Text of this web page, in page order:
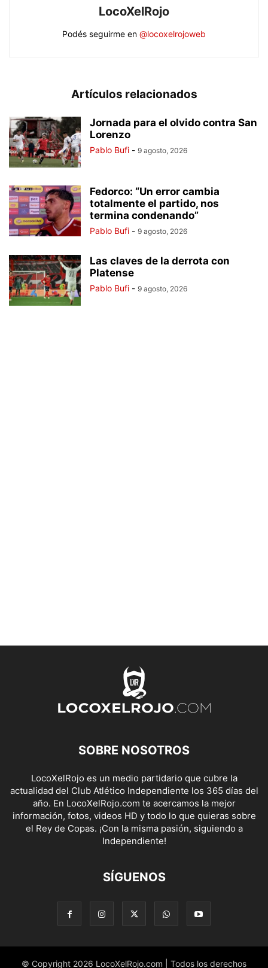
LocoXelRojo
Podés seguirme en @locoxelrojoweb
Artículos relacionados
Jornada para el olvido contra San
Lorenzo
Pablo Bufi - 9 agosto, 2026
Fedorco: “Un error cambia
totalmente el partido, nos
termina condenando”
Pablo Bufi - 9 agosto, 2026
Las claves de la derrota con
Platense
Pablo Bufi - 9 agosto, 2026
SOBRE NOSOTROS
LocoXelRojo es un medio partidario que cubre la
actualidad del Club Atlético Independiente los 365 días del
año. En LocoXelRojo.com te acercamos la mejor
información, fotos, videos HD y todo lo que quieras sobre
el Rey de Copas. ¡Con la misma pasión, siguiendo a
Independiente!
SÍGUENOS
© Copyright 2026 LocoXelRojo.com | Todos los derechos